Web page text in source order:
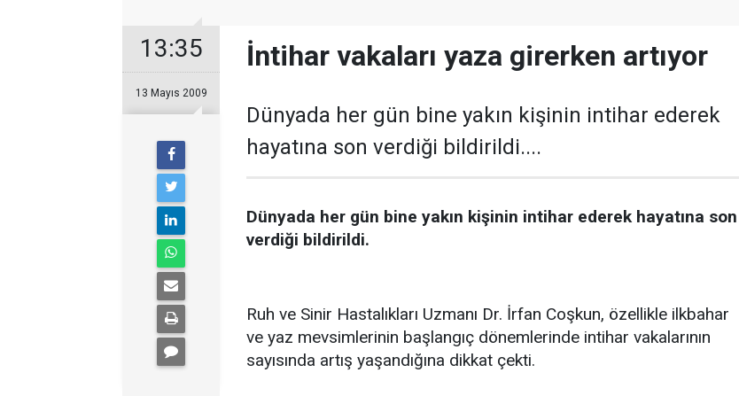
13:35
13 Mayıs 2009
İntihar vakaları yaza girerken artıyor
Dünyada her gün bine yakın kişinin intihar ederek
hayatına son verdiği bildirildi....
Dünyada her gün bine yakın kişinin intihar ederek hayatına son
verdiği bildirildi.
Ruh ve Sinir Hastalıkları Uzmanı Dr. İrfan Coşkun, özellikle ilkbahar
ve yaz mevsimlerinin başlangıç dönemlerinde intihar vakalarının
sayısında artış yaşandığına dikkat çekti.